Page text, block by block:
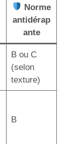
Norme
antidérap
ante
B ou C
(selon
texture)
B